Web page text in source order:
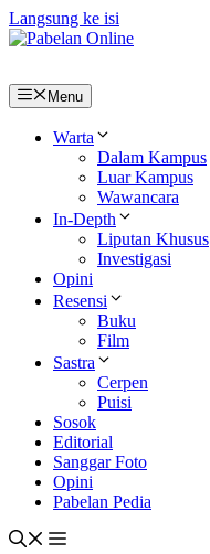
Langsung ke isi
Menu
Warta
Dalam Kampus
Luar Kampus
Wawancara
In-Depth
Liputan Khusus
Investigasi
Opini
Resensi
Buku
Film
Sastra
Cerpen
Puisi
Sosok
Editorial
Sanggar Foto
Opini
Pabelan Pedia